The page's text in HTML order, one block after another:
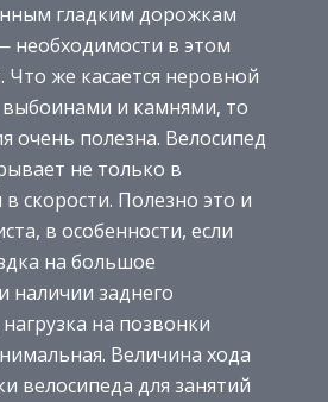
гладким дорожкам
необходимости в этом
Что же касается неровной
выбоинами и камнями, то
очень полезна. Велосипед
не только в
скорости. Полезно это и
в особенности, если
на большое
наличии заднего
на позвонки
Величина хода
велосипеда для занятий